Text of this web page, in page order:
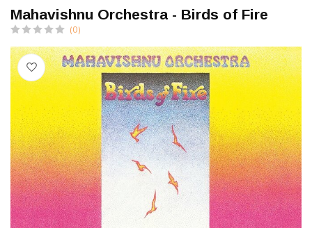
Mahavishnu Orchestra - Birds of Fire
(0)